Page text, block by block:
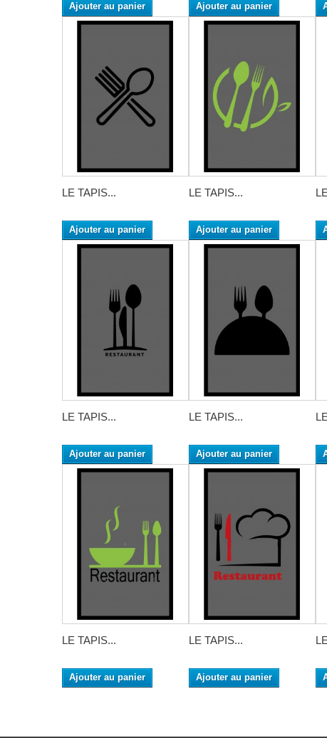
Ajouter au panier Ajouter au panier
LE TAPIS...
Ajouter au panier
LE TAPIS...
Ajouter au panier
LE TAPIS...
Ajouter au panier
LE TAPIS...
Ajouter au panier
LE TAPIS...
Ajouter au panier
LE TAPIS...
Ajouter au panier